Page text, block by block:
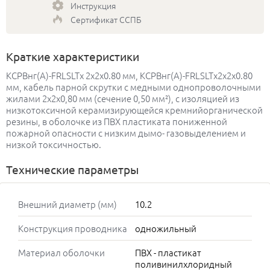
Инструкция
Сертификат ССПБ
Краткие характеристики
КСРВнг(А)-FRLSLTx 2х2х0.80 мм, КСРВнг(А)-FRLSLTx2х2х0.80
мм, кабель парной скрутки с медными однопроволочными
жилами 2х2х0,80 мм (сечение 0,50 мм²), с изоляцией из
низкотоксичной керамизирующейся кремнийорганической
резины, в оболочке из ПВХ пластиката пониженной
пожарной опасности с низким дымо- газовыделением и
низкой токсичностью.
Технические параметры
Внешний диаметр (мм)
10.2
Конструкция проводника
одножильный
Материал оболочки
ПВХ - пластикат
поливинилхлоридный